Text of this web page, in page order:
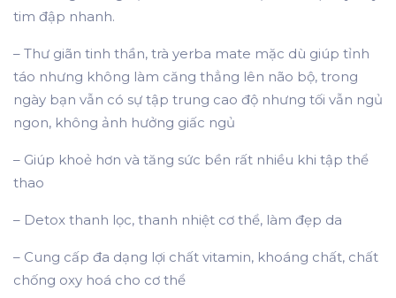
tim đập nhanh.
– Thư giãn tinh thần, trà yerba mate mặc dù giúp tỉnh
táo nhưng không làm căng thẳng lên não bộ, trong
ngày bạn vẫn có sự tập trung cao độ nhưng tối vẫn ngủ
ngon, không ảnh hưởng giấc ngủ
– Giúp khoẻ hơn và tăng sức bền rất nhiều khi tập thể
thao
– Detox thanh lọc, thanh nhiệt cơ thể, làm đẹp da
– Cung cấp đa dạng lợi chất vitamin, khoáng chất, chất
chống oxy hoá cho cơ thể